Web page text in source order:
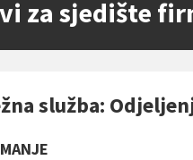
za sjedište
služba: